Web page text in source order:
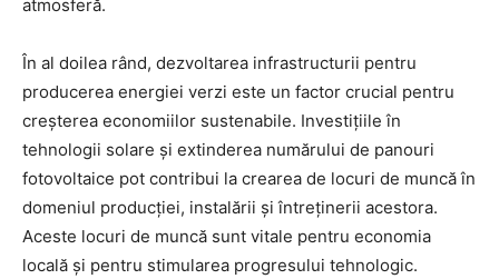
atmosferă.
În al doilea rând, dezvoltarea infrastructurii pentru
producerea energiei verzi este un factor crucial pentru
creșterea economiilor sustenabile. Investițiile în
tehnologii solare și extinderea numărului de panouri
fotovoltaice pot contribui la crearea de locuri de muncă în
domeniul producției, instalării și întreținerii acestora.
Aceste locuri de muncă sunt vitale pentru economia
locală și pentru stimularea progresului tehnologic.